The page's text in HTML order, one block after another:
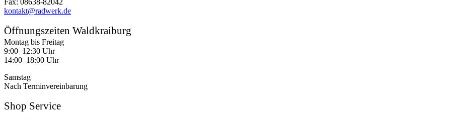
kontakt@radwerk.de
Öffnungszeiten Waldkraiburg
Montag bis Freitag
9:00–12:30 Uhr
14:00–18:00 Uhr
Samstag
Nach Terminvereinbarung
Shop Service